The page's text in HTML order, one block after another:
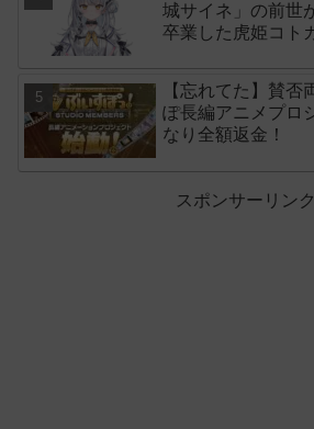
城サイネ」の前世
卒業した虎姫コト
【忘れてた】賛否
ぽ長編アニメプロ
なり全額返金！
スポンサーリンク